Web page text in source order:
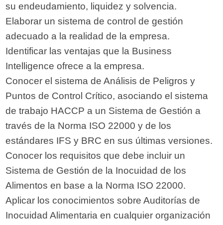
su endeudamiento, liquidez y solvencia.
Elaborar un sistema de control de gestión
adecuado a la realidad de la empresa.
Identificar las ventajas que la Business
Intelligence ofrece a la empresa.
Conocer el sistema de Análisis de Peligros y
Puntos de Control Crítico, asociando el sistema
de trabajo HACCP a un Sistema de Gestión a
través de la Norma ISO 22000 y de los
estándares IFS y BRC en sus últimas versiones.
Conocer los requisitos que debe incluir un
Sistema de Gestión de la Inocuidad de los
Alimentos en base a la Norma ISO 22000.
Aplicar los conocimientos sobre Auditorías de
Inocuidad Alimentaria en cualquier organización